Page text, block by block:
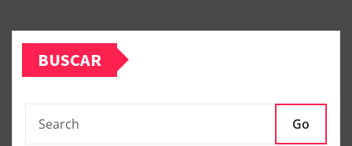
BUSCAR
Go